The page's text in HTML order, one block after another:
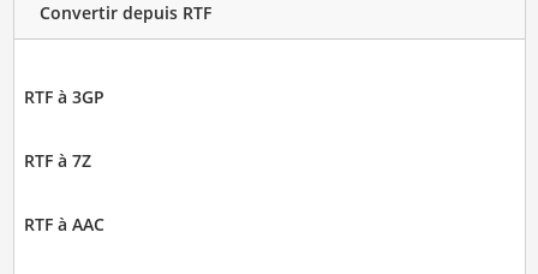
Convertir depuis RTF
RTF à 3GP
RTF à 7Z
RTF à AAC